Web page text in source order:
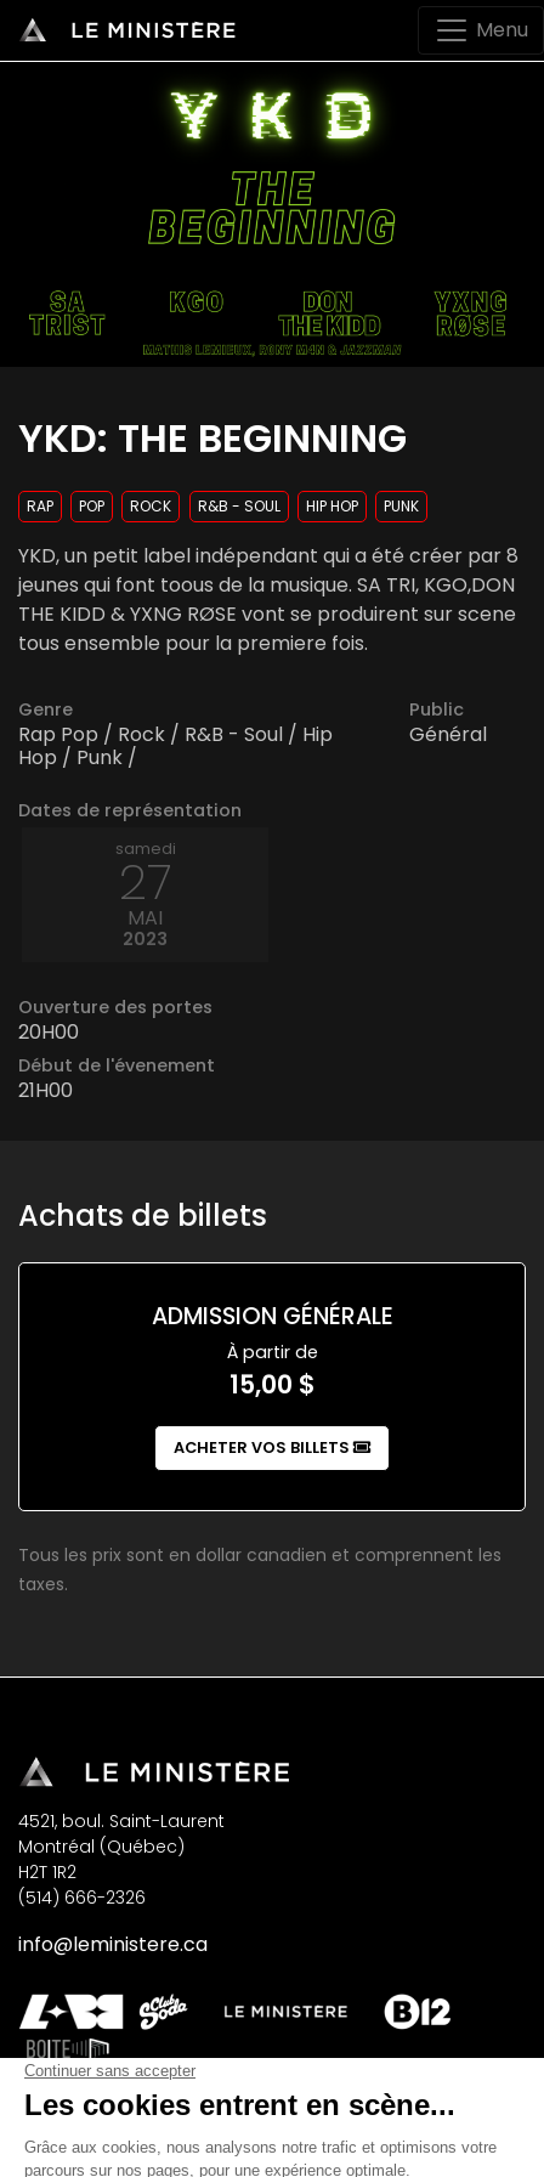
Menu
YKD: THE BEGINNING
RAP POP ROCK R&B - SOUL HIP HOP PUNK
YKD, un petit label indépendant qui a été créer par 8
jeunes qui font toous de la musique. SA TRI, KGO,DON
THE KIDD & YXNG RØSE vont se produirent sur scene
tous ensemble pour la premiere fois.
Genre
Rap Pop / Rock / R&B - Soul / Hip
Hop / Punk /
Public
Général
Dates de représentation
samedi
27
MAI
2023
Ouverture des portes
20H00
Début de l'évenement
21H00
Achats de billets
ADMISSION GÉNÉRALE
À partir de
15,00 $
ACHETER VOS BILLETS
Tous les prix sont en dollar canadien et comprennent les
taxes.
4521, boul. Saint-Laurent
Montréal (Québec)
H2T 1R2
(514) 666-2326
info@leministere.ca